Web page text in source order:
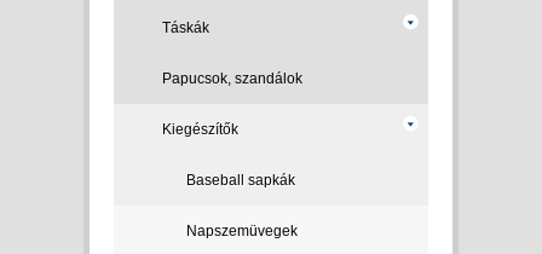
Táskák
Papucsok, szandálok
Kiegészítők
Baseball sapkák
Napszemüvegek